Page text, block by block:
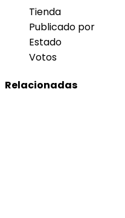
Tienda
Publicado por
Estado
Votos
Relacionadas